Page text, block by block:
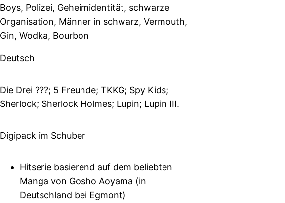
Boys, Polizei, Geheimidentität, schwarze
Organisation, Männer in schwarz, Vermouth,
Gin, Wodka, Bourbon
Deutsch
Die Drei ???; 5 Freunde; TKKG; Spy Kids;
Sherlock; Sherlock Holmes; Lupin; Lupin III.
Digipack im Schuber
Hitserie basierend auf dem beliebten
Manga von Gosho Aoyama (in
Deutschland bei Egmont)